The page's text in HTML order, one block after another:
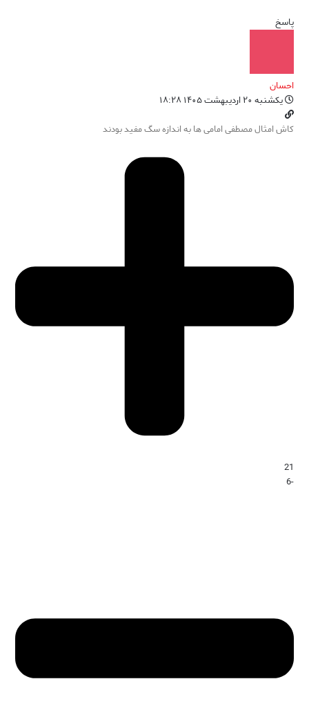
پاسخ
احسان
یکشنبه ۲۰ اردیبهشت ۱۴۰۵ ۱۸:۲۸
کاش امثال مصطفی امامی ها به اندازه سگ مفید بودند
21
-6